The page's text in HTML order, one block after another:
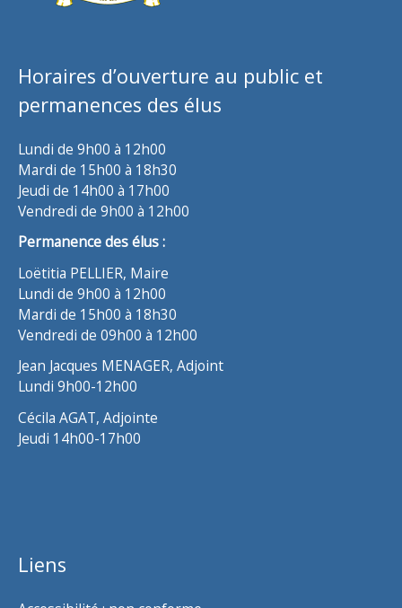
Horaires d’ouverture au public et
permanences des élus
Lundi de 9h00 à 12h00
Mardi de 15h00 à 18h30
Jeudi de 14h00 à 17h00
Vendredi de 9h00 à 12h00
Permanence des élus :
Loëtitia PELLIER, Maire
Lundi de 9h00 à 12h00
Mardi de 15h00 à 18h30
Vendredi de 09h00 à 12h00
Jean Jacques MENAGER, Adjoint
Lundi 9h00-12h00
Cécila AGAT, Adjointe
Jeudi 14h00-17h00
Liens